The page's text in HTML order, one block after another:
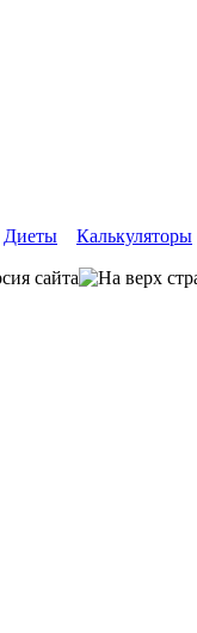
Диеты Калькуляторы